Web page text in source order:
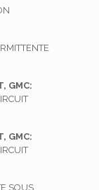
GMC:
GMC:
SOUS